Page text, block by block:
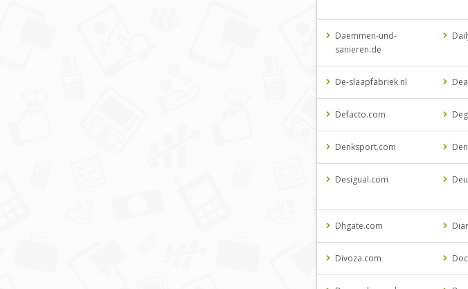
Daemmen-und-
sanieren.de
De-slaapfabriek.nl
Defacto.com
Denksport.com
Desigual.com
Dhgate.com
Divoza.com